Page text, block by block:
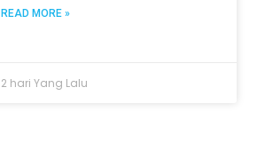
READ MORE »
2 hari Yang Lalu